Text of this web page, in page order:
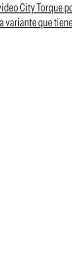
City Torque
variante que